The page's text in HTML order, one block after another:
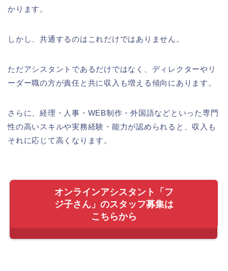
かります。
しかし、共通するのはこれだけではありません。
ただアシスタントであるだけではなく、ディレクターやリ
ーダー職の方が責任と共に収入も増える傾向にあります。
さらに、経理・人事・WEB制作・外国語などといった専門
性の高いスキルや実務経験・能力が認められると、収入も
それに応じて高くなります。
オンラインアシスタント「フ
ジ子さん」のスタッフ募集は
こちらから